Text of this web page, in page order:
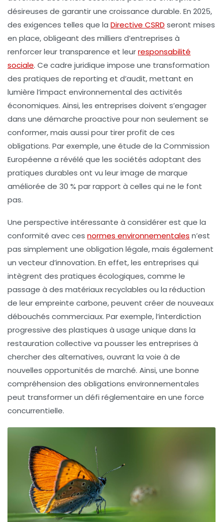
désireuses de garantir une croissance durable. En 2025,
des exigences telles que la Directive CSRD seront mises
en place, obligeant des milliers d’entreprises à
renforcer leur transparence et leurresponsabilité
sociale. Ce cadre juridique impose une transformation
des pratiques de reporting et d’audit, mettant en
lumière l’impact environnemental des activités
économiques. Ainsi, les entreprises doivent s’engager
dans une démarche proactive pour non seulement se
conformer, mais aussi pour tirer profit de ces
obligations. Par exemple, une étude de la Commission
Européenne a révélé que les sociétés adoptant des
pratiques durables ont vu leurimage de marque
améliorée de 30 % par rapport à celles qui ne le font
pas.
Une perspective intéressante à considérer est que la
conformité avec ces normes environnementales n’est
pas simplement une obligation légale, mais également
un vecteur d’innovation. En effet, les entreprises qui
intègrent des pratiques écologiques, comme le
passage à des matériaux recyclables ou la réduction
de leur empreinte carbone, peuvent créer de nouveaux
débouchés commerciaux. Par exemple, l’interdiction
progressive des plastiques à usage unique dans la
restauration collective va pousser les entreprises à
chercher des alternatives, ouvrant la voie à de
nouvelles opportunités de marché. Ainsi, une bonne
compréhension des obligations environnementales
peut transformer un défi réglementaire en une force
concurrentielle.